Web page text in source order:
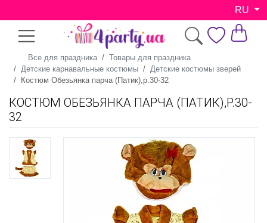
RU
Все для праздника
Товары для праздника
Детские карнавальные костюмы
Детские костюмы зверей
Костюм Обезьянка парча (Патик),р.30-32
КОСТЮМ ОБЕЗЬЯНКА ПАРЧА (ПАТИК),Р.30-
32